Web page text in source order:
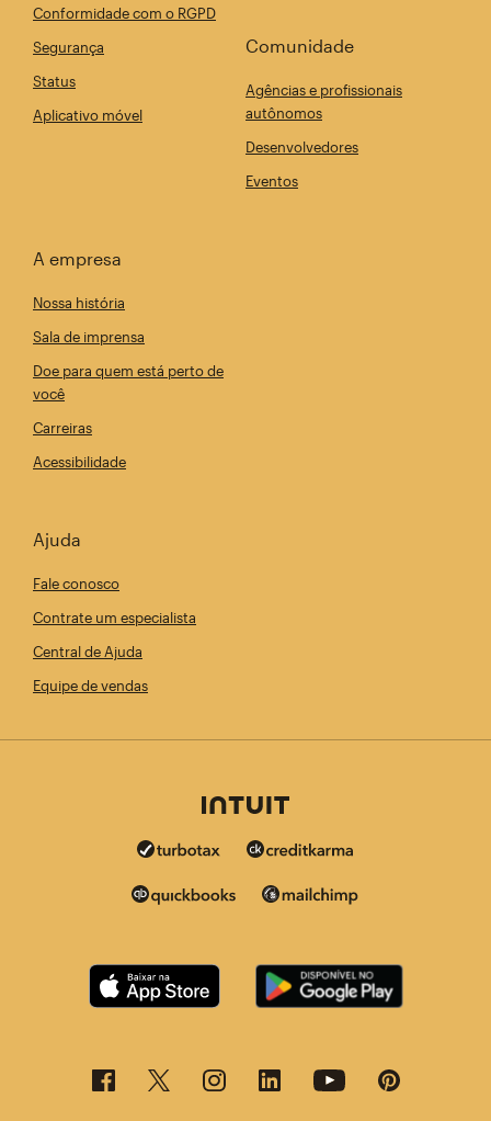
Conformidade com o RGPD
Segurança
Status
Aplicativo móvel
Comunidade
Agências e profissionais
autônomos
Desenvolvedores
Eventos
A empresa
Nossa história
Sala de imprensa
Doe para quem está perto de
você
Carreiras
Acessibilidade
Ajuda
Fale conosco
Contrate um especialista
Central de Ajuda
Equipe de vendas